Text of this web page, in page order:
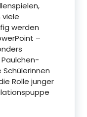
viele
werden
–
Schülerinnen
Rolle junger